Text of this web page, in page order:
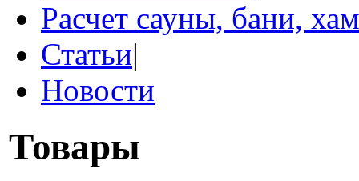
Расчет сауны, бани,
Статьи|
Новости
Товары